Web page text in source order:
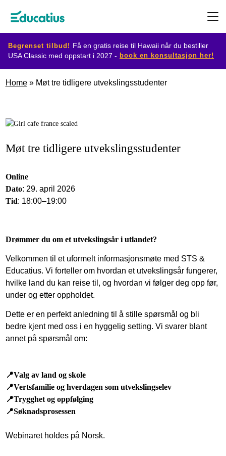
Begrenset tilbud! Få en gratis reise til Hawaii når du bestiller
USA Classic med oppstart i 2027 - book en konsultasjon her!
Planlegg
utveksling
Home» Møt tre tidligere utvekslingsstudenter
Møt tre tidligere utvekslingsstudenter
Online
Dato: 29. april 2026
Tid: 18:00–19:00
Drømmer du om et utvekslingsår i utlandet?
Velkommen til et uformelt informasjonsmøte med STS &
Educatius. Vi forteller om hvordan et utvekslingsår fungerer,
hvilke land du kan reise til, og hvordan vi følger deg opp før,
under og etter oppholdet.
Dette er en perfekt anledning til å stille spørsmål og bli
bedre kjent med oss i en hyggelig setting. Vi svarer blant
annet på spørsmål om:
📍Valg av land og skole
📍Vertsfamilie og hverdagen som utvekslingselev
📍Trygghet og oppfølging
📍Søknadsprosessen
Webinaret holdes på Norsk.